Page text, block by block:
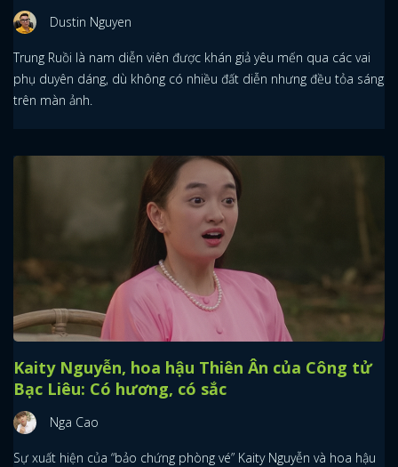
Dustin Nguyen
Trung Ruồi là nam diễn viên được khán giả yêu mến qua các vai
phụ duyên dáng, dù không có nhiều đất diễn nhưng đều tỏa sáng
trên màn ảnh.
Kaity Nguyễn, hoa hậu Thiên Ân của Công tử
Bạc Liêu: Có hương, có sắc
Nga Cao
Sự xuất hiện của “bảo chứng phòng vé” Kaity Nguyễn và hoa hậu